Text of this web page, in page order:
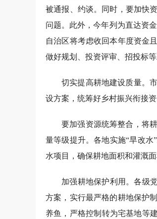
被通报、约谈。同时，要加快
问题。此外，今年列为直达资
自治区将考虑收回本年度资金
做好规划、投资评审、招投标
切实提高耕地建设质量。
设方案，统筹好乡村振兴衔接
要加强资源统筹整合，将
量等级提升。各地实施“旱改
水项目，确保耕地面积和灌溉面
加强耕地保护利用。各级
方案，实行最严格的耕地保护
养鱼，严格控制转为宅基地等